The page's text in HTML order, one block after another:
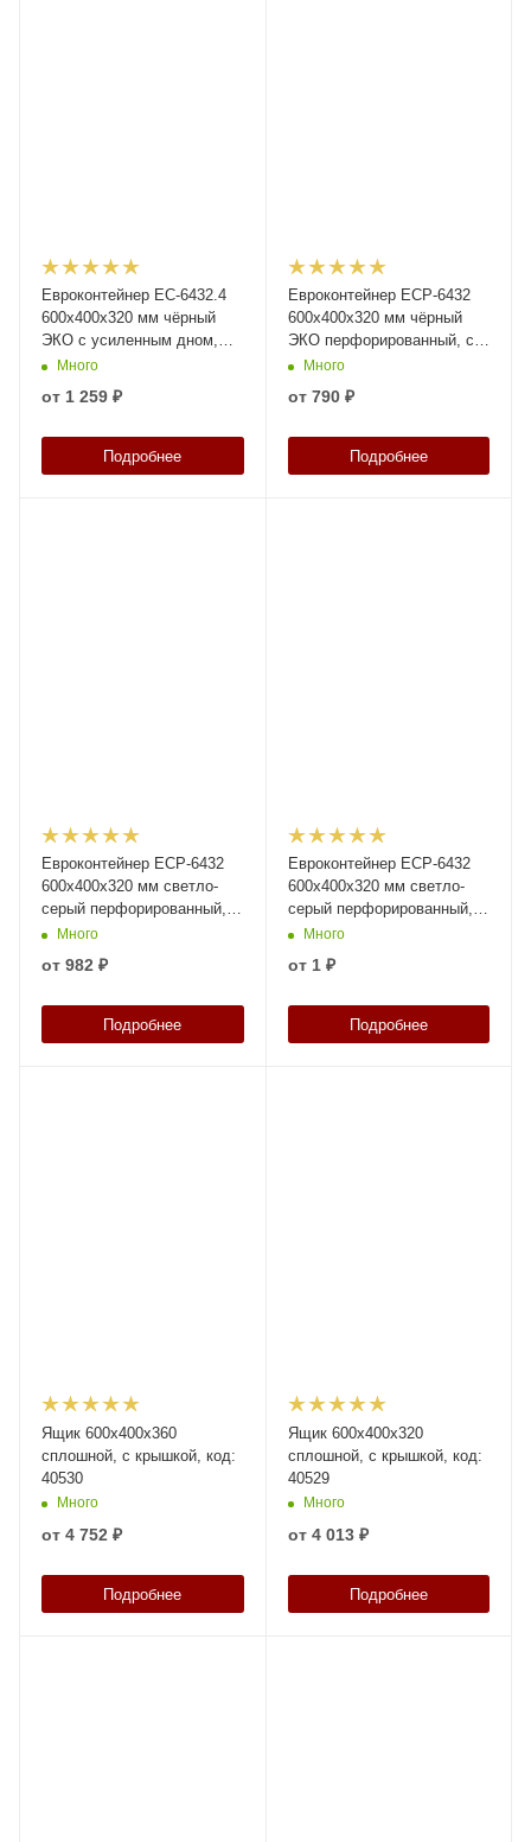
Евроконтейнер ЕС-6432.4
600х400х320 мм чёрный
ЭКО с усиленным дном,
закрытыми ручками
Много
от 1 259 ₽
Подробнее
Евроконтейнер ЕСР-6432
600х400х320 мм чёрный
ЭКО перфорированный, с
открытыми ручками
Много
от 790 ₽
Подробнее
Евроконтейнер ЕСР-6432
600х400х320 мм светло-
серый перфорированный, с
открытыми ручками
Много
от 982 ₽
Подробнее
Евроконтейнер ЕСР-6432
600х400х320 мм светло-
серый перфорированный, с
открытыми ручками
Много
от 1 ₽
Подробнее
Ящик 600х400х360
сплошной, с крышкой, код:
40530
Много
от 4 752 ₽
Подробнее
Ящик 600х400х320
сплошной, с крышкой, код:
40529
Много
от 4 013 ₽
Подробнее